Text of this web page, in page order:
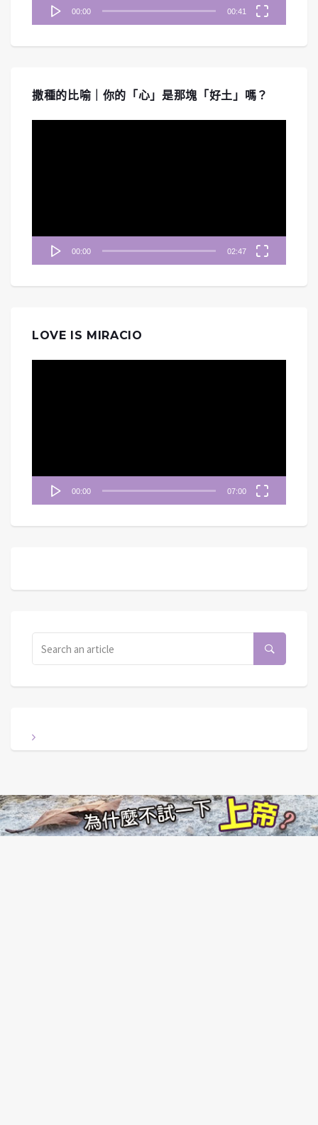
00:00 00:41
撒種的比喻｜你的「心」是那塊「好土」嗎？
00:00 02:47
LOVE IS MIRACIO
00:00 07:00